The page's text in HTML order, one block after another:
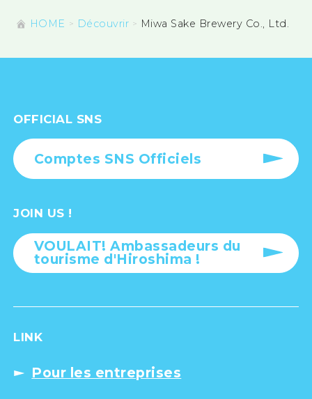
HOME Découvrir Miwa Sake Brewery Co., Ltd.
OFFICIAL SNS
Comptes SNS Officiels
JOIN US !
VOULAIT! Ambassadeurs du
tourisme d'Hiroshima !
LINK
Pour les entreprises